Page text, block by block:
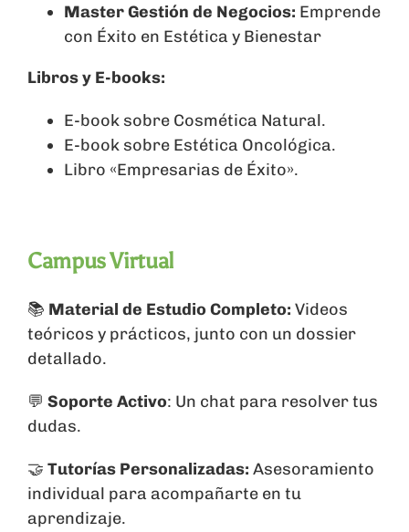
Master Gestión de Negocios: Emprende
con Éxito en Estética y Bienestar
Libros y E-books:
E-book sobre Cosmética Natural.
E-book sobre Estética Oncológica.
Libro «Empresarias de Éxito».
Campus Virtual
📚 Material de Estudio Completo: Videos
teóricos y prácticos, junto con un dossier
detallado.
💬 Soporte Activo: Un chat para resolver tus
dudas.
🤝 Tutorías Personalizadas: Asesoramiento
individual para acompañarte en tu
aprendizaje.